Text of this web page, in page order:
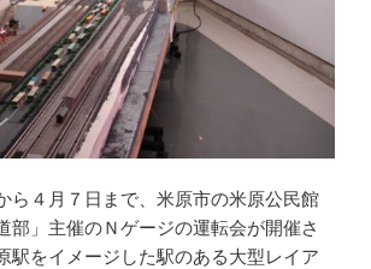
ら４月７日まで、米原市の米原公民館
部」主催のＮゲージの運転会が開催さ
駅をイメージした駅のある大型レイア